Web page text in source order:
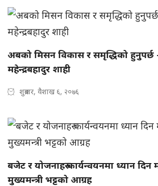
अबको मिसन विकास र समृद्धिको हुनुपर्छ
महेन्द्रबहादुर शाही
शुक्रबार, वैशाख ६, २०७६
बजेट र योजनाहरु कार्यन्वयनमा ध्यान दिन
मुख्यमन्त्री भट्टको आग्रह